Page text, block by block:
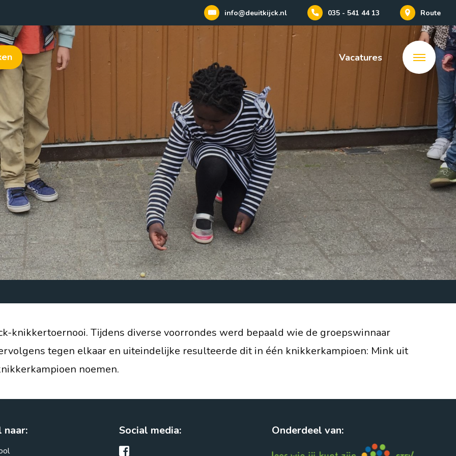
info@deuitkijck.nl 035 - 541 44 13 Route
Vacatures
openbaar dalton
Margrietstraat 2
3742RC Baarn
035 - 541 44 13
Routebeschrijving
knikkertoernooi. Tijdens diverse voorrondes werd bepaald wie de groepswinnaar
tegen elkaar en uiteindelijke resulteerde dit in één knikkerkampioen: Mink uit
noemen.
naar: Social media: Onderdeel van: